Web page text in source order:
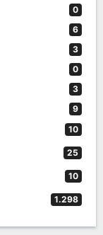
0
6
3
0
3
9
10
25
10
1.298